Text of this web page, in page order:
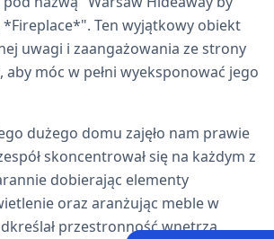
Ten wyjątkowy obiekt
uwagi i zaangażowania ze strony
aby móc w pełni wyeksponować jego
dużego domu zajęło nam prawie
skoncentrował się na każdym z
dobierając elementy
oraz aranżując meble w
przestronność wnętrza.